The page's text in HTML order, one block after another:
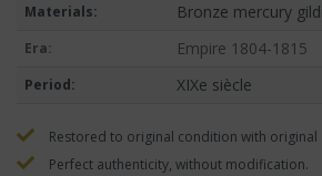
Materials: Bronze mercury
Era: Empire 1804-1815
Period: XIXe siècle
Restored to original condition with original
Perfect authenticity, without modification.